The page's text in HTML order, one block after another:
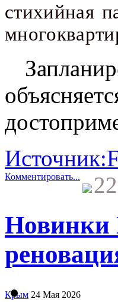
стихийная
Комментировать...
Новинки
Крым 24 Мая 2026